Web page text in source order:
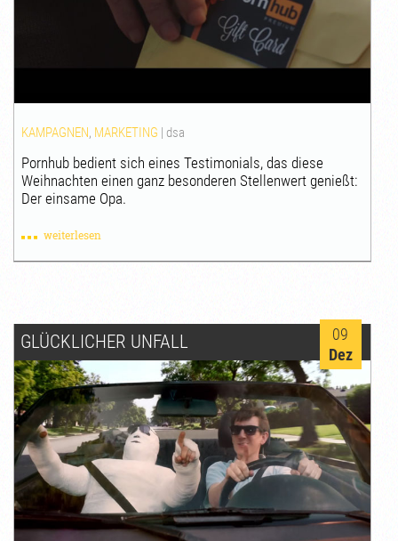
KAMPAGNEN, MARKETING | dsa
Pornhub bedient sich eines Testimonials, das diese
Weihnachten einen ganz besonderen Stellenwert genießt:
Der einsame Opa.
weiterlesen
GLÜCKLICHER UNFALL
09
Dez